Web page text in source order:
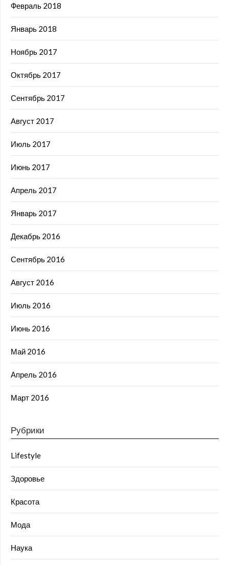
Февраль 2018
Январь 2018
Ноябрь 2017
Октябрь 2017
Сентябрь 2017
Август 2017
Июль 2017
Июнь 2017
Апрель 2017
Январь 2017
Декабрь 2016
Сентябрь 2016
Август 2016
Июль 2016
Июнь 2016
Май 2016
Апрель 2016
Март 2016
Рубрики
Lifestyle
Здоровье
Красота
Мода
Наука